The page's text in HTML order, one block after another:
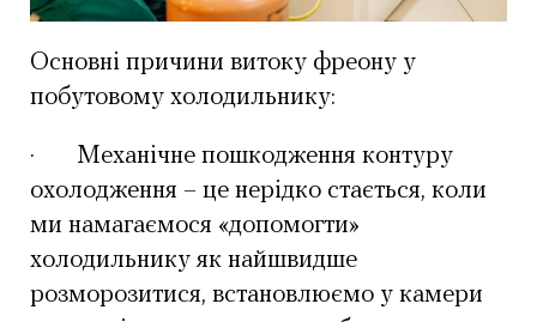
Основні причини витоку фреону у
побутовому холодильнику:
·
Механічне пошкодження контуру
охолодження – це нерідко стається, коли
ми намагаємося «допомогти»
холодильнику як найшвидше
розморозитися, встановлюємо у камери